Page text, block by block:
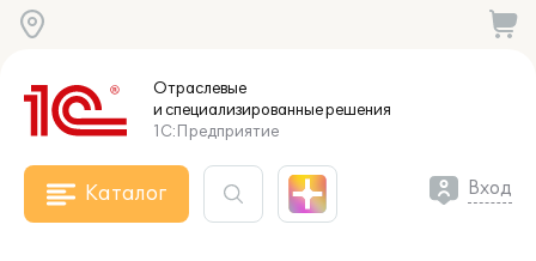
Отраслевые
и специализированныерешения
1С:Предприятие
Каталог Вход